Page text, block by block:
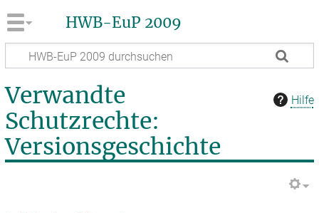
HWB-EuP 2009
Hilfe
Verwandte
Schutzrechte:
Versionsgeschichte